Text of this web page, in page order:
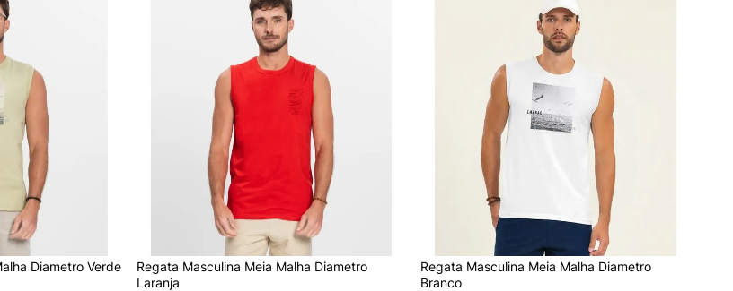
Diametro Verde
Regata Masculina Meia Malha Diametro
Laranja
Regata Masculina Meia Malha Diametro
Branco